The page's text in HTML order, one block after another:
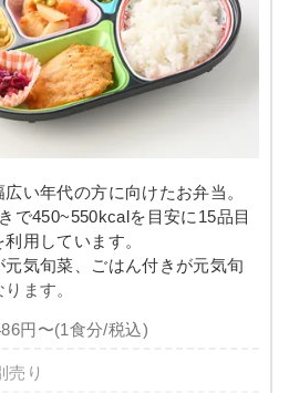
い年代の方に向けたお弁当。
で450~550kcalを目安に15品目
用しています。
元気旬菜、ごはん付きが元気旬
ます。
円〜(1食分/税込)
売り